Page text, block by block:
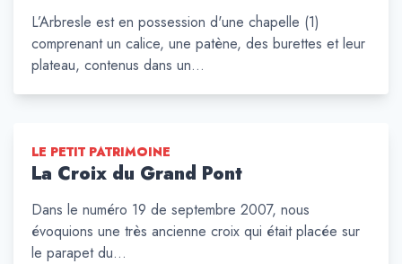
L’Arbresle est en possession d'une chapelle (1)
comprenant un calice, une patène, des burettes et leur
plateau, contenus dans un…
LE PETIT PATRIMOINE
La Croix du Grand Pont
Dans le numéro 19 de septembre 2007, nous
évoquions une très ancienne croix qui était placée sur
le parapet du…